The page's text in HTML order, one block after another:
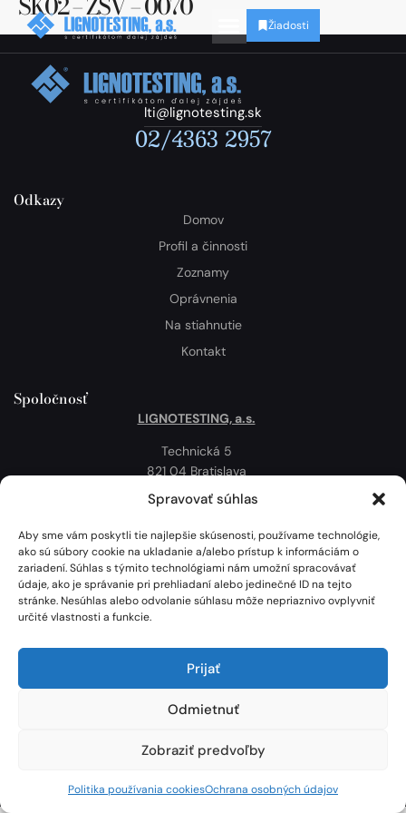
Spravovať súhlas
Aby sme vám poskytli tie najlepšie skúsenosti, používame technológie,
ako sú súbory cookie na ukladanie a/alebo prístup k informáciám o
zariadení. Súhlas s týmito technológiami nám umožní spracovávať
údaje, ako je správanie pri prehliadaní alebo jedinečné ID na tejto
stránke. Nesúhlas alebo odvolanie súhlasu môže nepriaznivo ovplyvniť
určité vlastnosti a funkcie.
Prijať
Odmietnuť
Zobraziť predvoľby
Politika používania cookiesOchrana osobných údajov
Žiadosti
lti@lignotesting.sk
02/4363 2957
Odkazy
Domov
Profil a činnosti
Zoznamy
Oprávnenia
Na stiahnutie
Kontakt
Spoločnosť
LIGNOTESTING, a.s.
Technická 5
821 04 Bratislava
Slovenská republika
Politika používania cookies
Mapa
Lignotesting, a. s. © 2024 | Všetky práva vyhradené. | Vytvoril: Marek Heinfarth.